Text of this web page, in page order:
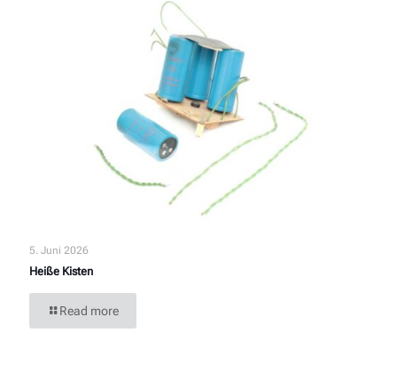
5. Juni 2026
Heiße Kisten
Read more